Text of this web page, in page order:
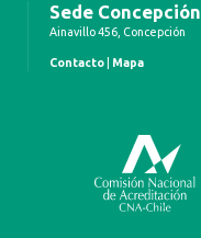
Sede Concepción
Ainavillo 456, Concepción
Contacto Mapa